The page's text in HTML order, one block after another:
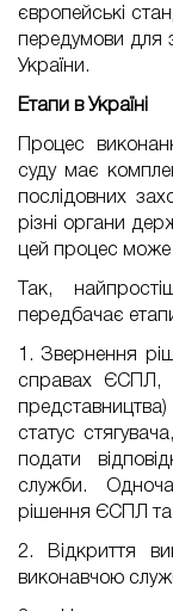
європейські
передумови для
України.
Етапи в Україні
Процес
суду має
послідовних
різні органи
цей процес може
Так,
передбачає
1. Звернення
справах ЄСПЛ,
статус
подати
служби.
рішення ЄСПЛ та
2. Відкриття
виконавчою